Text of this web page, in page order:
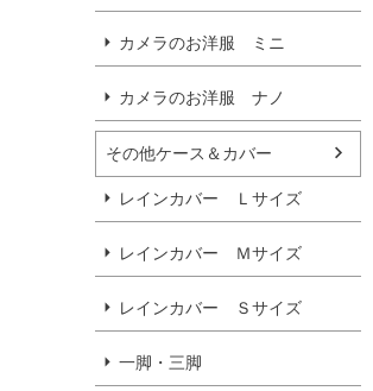
カメラのお洋服 ミニ
カメラのお洋服 ナノ
その他ケース＆カバー
レインカバー Ｌサイズ
レインカバー Ｍサイズ
レインカバー Ｓサイズ
一脚・三脚